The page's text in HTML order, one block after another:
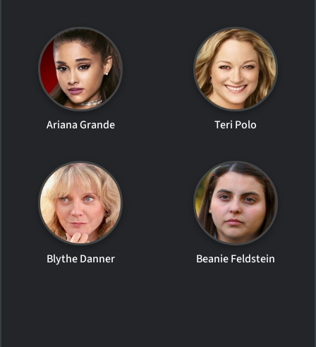
Ariana Grande Teri Polo
Blythe Danner Beanie Feldstein